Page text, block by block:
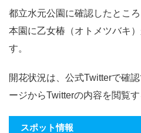
都立水元公園に確認したとこ
本園に乙女椿（オトメツバキ
す。
開花状況は、公式Twitterで確
ージからTwitterの内容を閲覧す
スポット情報